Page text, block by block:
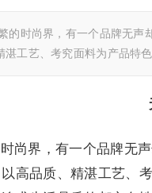
的时尚界，有一个品牌无
湛工艺、考究面料为产品特
尚界，有一个品牌无
高品质、精湛工艺、